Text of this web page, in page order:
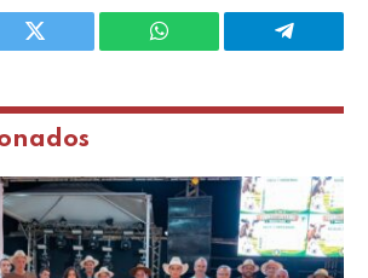
Twitter WhatsApp Telegram